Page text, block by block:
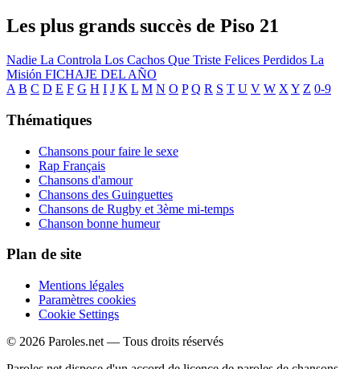
Les plus grands succès de Piso 21
Nadie La Controla Los Cachos Que Triste Felices Perdidos La
Misión FICHAJE DEL AÑO
A B C D E F G H I J K L M N O P Q R S T U V W X Y Z 0-9
Thématiques
Chansons pour faire le sexe
Rap Français
Chansons d'amour
Chansons des Guinguettes
Chansons de Rugby et 3ème mi-temps
Chanson bonne humeur
Plan de site
Mentions légales
Paramètres cookies
Cookie Settings
© 2026 Paroles.net — Tous droits réservés